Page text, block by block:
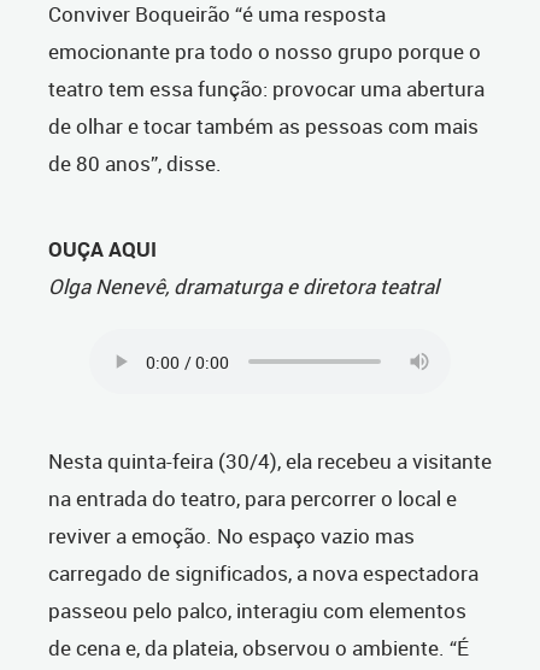
Conviver Boqueirão “é uma resposta
emocionante pra todo o nosso grupo porque o
teatro tem essa função: provocar uma abertura
de olhar e tocar também as pessoas com mais
de 80 anos”, disse.
OUÇA AQUI
Olga Nenevê, dramaturga e diretora teatral
Nesta quinta-feira (30/4), ela recebeu a visitante
na entrada do teatro, para percorrer o local e
reviver a emoção. No espaço vazio mas
carregado de significados, a nova espectadora
passeou pelo palco, interagiu com elementos
de cena e, da plateia, observou o ambiente. “É